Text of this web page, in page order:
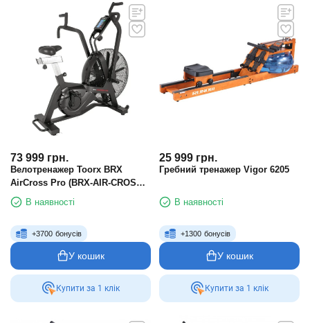
73 999 грн.
Велотренажер Toorx BRX
AirCross Pro (BRX-AIR-CROSS-
PRO)
В наявності
+3700 бонусів
У кошик
Купити за 1 клiк
25 999 грн.
Гребний тренажер Vigor 6205
В наявності
+1300 бонусів
У кошик
Купити за 1 клiк